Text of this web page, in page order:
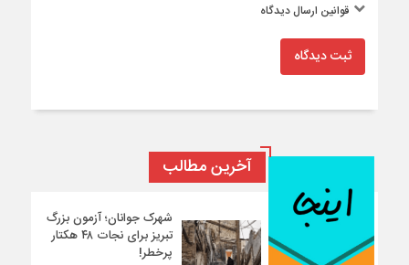
قوانین ارسال دیدگاه
ثبت دیدگاه
آخرین مطالب
شهرک جوانان؛ آزمون بزرگ
تبریز برای نجات ۴۸ هکتار
پرخطر!